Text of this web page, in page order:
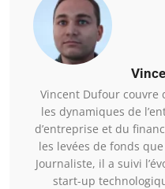
Vincent Dufour couvre
les dynamiques de
d’entreprise et du
les levées de fonds
Journaliste, il a suivi
start-up